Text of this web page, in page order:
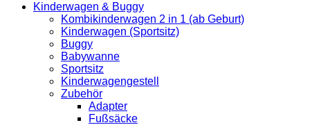
Kinderwagen & Buggy
Kombikinderwagen 2 in 1 (ab Geburt)
Kinderwagen (Sportsitz)
Buggy
Babywanne
Sportsitz
Kinderwagengestell
Zubehör
Adapter
Fußsäcke